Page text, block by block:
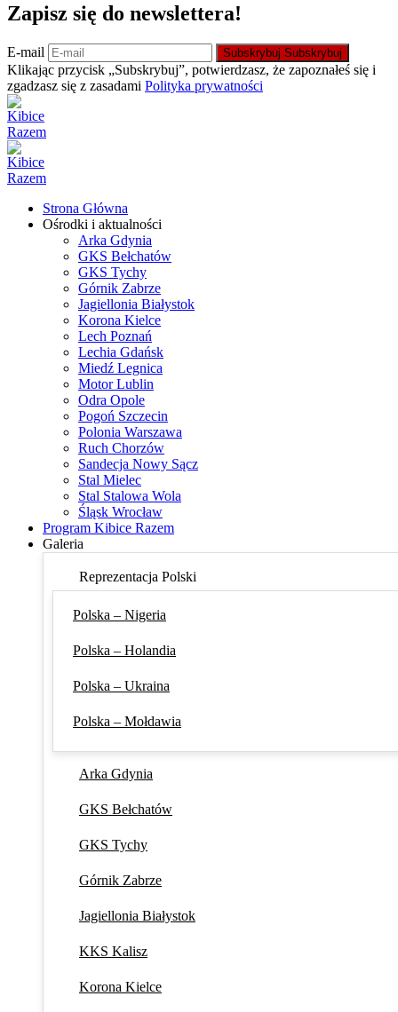
Zapisz się do newslettera!
E-mail Subskrybuj Subskrybuj
Klikając przycisk „Subskrybuj”, potwierdzasz, że zapoznałeś się i
zgadzasz się z zasadami Polityka prywatności
Strona Główna
Ośrodki i aktualności
Arka Gdynia
GKS Bełchatów
GKS Tychy
Górnik Zabrze
Jagiellonia Białystok
Korona Kielce
Lech Poznań
Lechia Gdańsk
Miedź Legnica
Motor Lublin
Odra Opole
Pogoń Szczecin
Polonia Warszawa
Ruch Chorzów
Sandecja Nowy Sącz
Stal Mielec
Stal Stalowa Wola
Śląsk Wrocław
Program Kibice Razem
Galeria
Reprezentacja Polski
Polska – Nigeria
Polska – Holandia
Polska – Ukraina
Polska – Mołdawia
Arka Gdynia
GKS Bełchatów
GKS Tychy
Górnik Zabrze
Jagiellonia Białystok
KKS Kalisz
Korona Kielce